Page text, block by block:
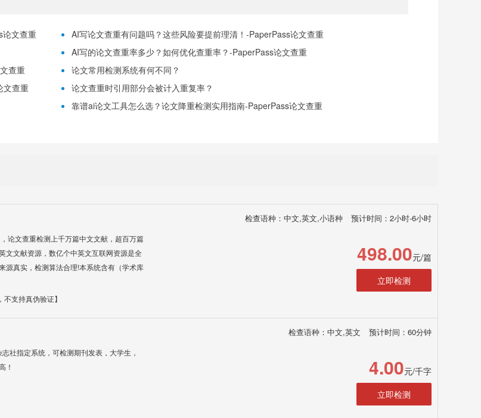
论文查重
AI写论文查重有问题吗？这些风险要提前理清！-PaperPass论文查重
AI写的论文查重率多少？如何优化查重率？-PaperPass论文查重
查重
论文常用检测系统有何不同？
文查重
论文查重时引用部分会被计入重复率？
靠谱ai论文工具怎么选？论文降重检测实用指南-PaperPass论文查重
检查语种：中文,英文,小语种 预计时间：2小时-6小时
论文查重检测上千万篇中文文献，超百万篇
文文献资源，数亿个中英文互联网资源是全
源真实，检测算法合理!本系统含有（学术库
支持真伪验证】
498.00元/篇
立即检测
检查语种：中文,英文 预计时间：60分钟
社指定系统，可检测期刊发表，大学生，
！
4.00元/千字
立即检测